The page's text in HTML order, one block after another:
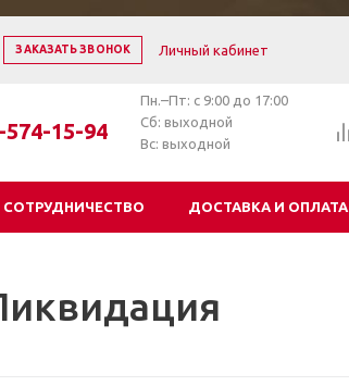
ЗАКАЗАТЬ ЗВОНОК Личный кабинет
574-15-94
Пн.–Пт: с 9:00 до 17:00
Сб: выходной
Вс: выходной
СОТРУДНИЧЕСТВО ДОСТАВКА И ОПЛАТА